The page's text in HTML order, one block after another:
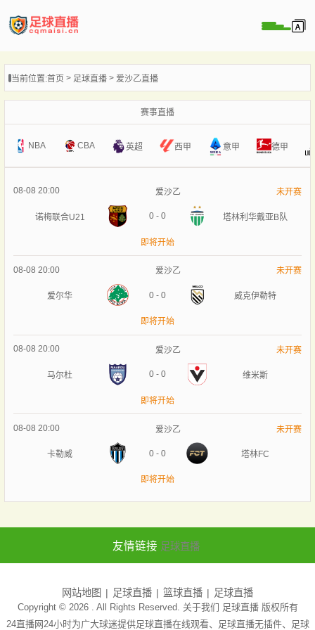
播
像
闻
当前位置:首页 足球直播 爱沙乙直播
赛事直播
NBA CBA 英超 西甲 意甲 德甲
08-08 20:00 爱沙乙 未开赛
诺梅联合U21 0 - 0 塔林利华戴亚B队
即将开始
08-08 20:00 爱沙乙 未开赛
爱尔华 0 - 0 威克伊勒特
即将开始
08-08 20:00 爱沙乙 未开赛
马尔杜 0 - 0 维米斯
即将开始
08-08 20:00 爱沙乙 未开赛
卡勒威 0 - 0 塔林FC
即将开始
友情链接 足球直播
网站地图 足球直播 篮球直播 足球直播
Copyright © 2026 . All Rights Reserved. 关于我们 足球直播版权所有
24直播网24小时为广大球迷提供足球直播在线观看、足球直播无插件、足球